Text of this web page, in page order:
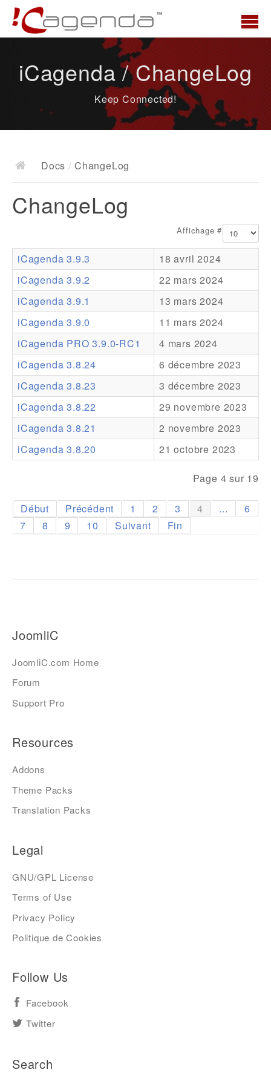
News
Docs
Documentation
Ressources
Addons
Theme Packs
Translation Packs
Support
Forum
Support Pro
iCagenda / ChangeLog
Keep Connected!
Docs / ChangeLog
ChangeLog
Affichage #
iCagenda 3.9.3
18 avril 2024
iCagenda 3.9.2
22 mars 2024
iCagenda 3.9.1
13 mars 2024
iCagenda 3.9.0
11 mars 2024
iCagenda PRO 3.9.0-RC1
4 mars 2024
iCagenda 3.8.24
6 décembre 2023
iCagenda 3.8.23
3 décembre 2023
iCagenda 3.8.22
29 novembre 2023
iCagenda 3.8.21
2 novembre 2023
iCagenda 3.8.20
21 octobre 2023
Page 4 sur 19
Début Précédent 1 2 3 4 ...
6
7
8 9 10 Suivant Fin
JoomliC
JoomliC.com Home
Forum
Support Pro
Resources
Addons
Theme Packs
Translation Packs
Legal
GNU/GPL License
Terms of Use
Privacy Policy
Politique de Cookies
Follow Us
Facebook
Twitter
Search